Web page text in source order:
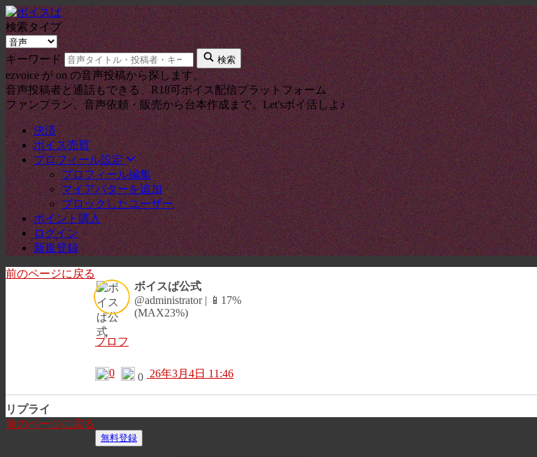
検索タイプ
キーワード 検索
ezvoice が on の音声投稿から探します。
音声投稿者と通話もできる、R18可ボイス配信プラットフォーム
ファンプラン、音声依頼・販売から台本作成まで。Let'sボイ活しよ♪
決済
ボイス売買
プロフィール設定
プロフィール編集
マイアバターを追加
ブロックしたユーザー
ポイント購入
ログイン
新規登録
前のページに戻る
プロフ
ボイスぱ公式
@administrator | 📱17%
(MAX23%)
0 0 26年3月4日 11:46
リプライ
前のページに戻る
無料登録